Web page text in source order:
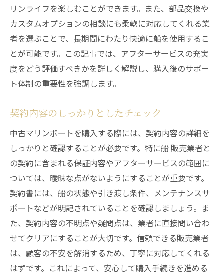
リンライフを楽しむことができます。また、部品交換や
カスタムオプションの相談にも柔軟に対応してくれる業
者を選ぶことで、長期間にわたり快適に船を使用するこ
とが可能です。この記事では、アフターサービスの充実
度をどう評価すべきかを詳しく解説し、購入後のサポー
ト体制の重要性を強調します。
契約内容のしっかりとしたチェック
中古マリンボートを購入する際には、契約内容の詳細を
しっかりと確認することが必要です。特に船 販売業者と
の契約に含まれる保証内容やアフターサービスの範囲に
ついては、曖昧な点がないようにすることが重要です。
契約書には、船の状態や引き渡し条件、メンテナンスサ
ポートなどが明記されていることを確認しましょう。ま
た、契約内容の不明点や疑問点は、業者に直接問い合わ
せてクリアにすることが大切です。信頼できる販売業者
は、顧客の不安を解消するため、丁寧に対応してくれる
はずです。これによって、安心して購入手続きを進める